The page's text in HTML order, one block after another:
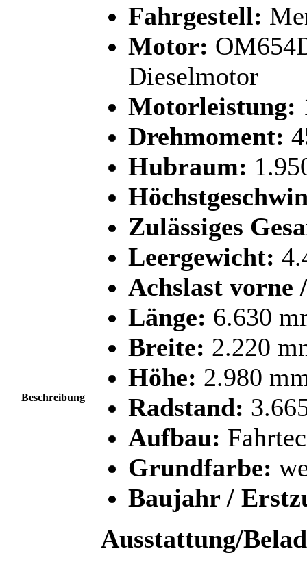
Beschreibung
Fahrgestell:
Motor:
Dieselmotor
Motorleistung:
Drehmoment:
Hubraum:
Zulässiges
Leergewicht:
Achslast vorne
Länge: 6.630
Breite: 2.220
Höhe: 2.980
Radstand:
Aufbau:
Grundfarbe:
Baujahr /
Ausstattung/